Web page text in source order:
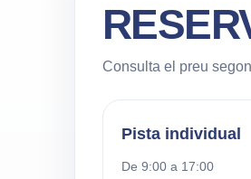
Consulta el preu
Pista individual
De 9:00 a 17:00